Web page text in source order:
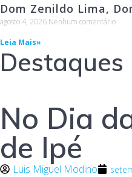
Dom Zenildo Lima,
agosto 4, 2026 Nenhum comentário
Leia Mais»
Destaques
No Dia
de Ipé
Luis Miguel Modino